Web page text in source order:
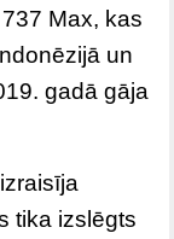
Max, kas
un
gadā gāja
tika izslēgts